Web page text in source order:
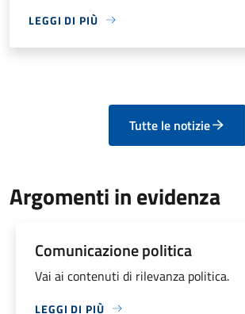
LEGGI DI PIÙ
Tutte le notizie
Argomenti in evidenza
Comunicazione politica
Vai ai contenuti di rilevanza politica.
LEGGI DI PIÙ